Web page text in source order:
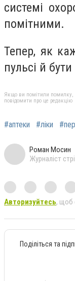
системі
помітними.
Тепер, як
пульсі й
Якщо ви помітили помилку,
повідомити про це редакцію
#аптеки #ліки
Роман Мосин
Журналіст
Авторизуйтесь, щоб
Поділіться та